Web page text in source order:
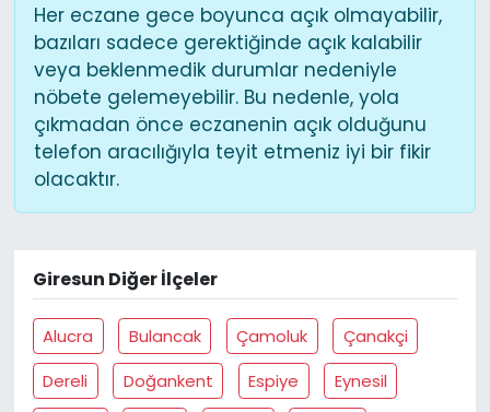
Her eczane gece boyunca açık olmayabilir,
bazıları sadece gerektiğinde açık kalabilir
veya beklenmedik durumlar nedeniyle
nöbete gelemeyebilir. Bu nedenle, yola
çıkmadan önce eczanenin açık olduğunu
telefon aracılığıyla teyit etmeniz iyi bir fikir
olacaktır.
Giresun Diğer İlçeler
Alucra Bulancak Çamoluk
Çanakçi
Dereli
Doğankent Espiye
Eynesil